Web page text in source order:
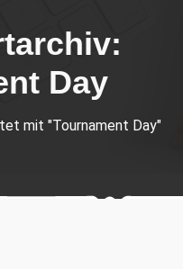
Day
mit "Tournament Day"